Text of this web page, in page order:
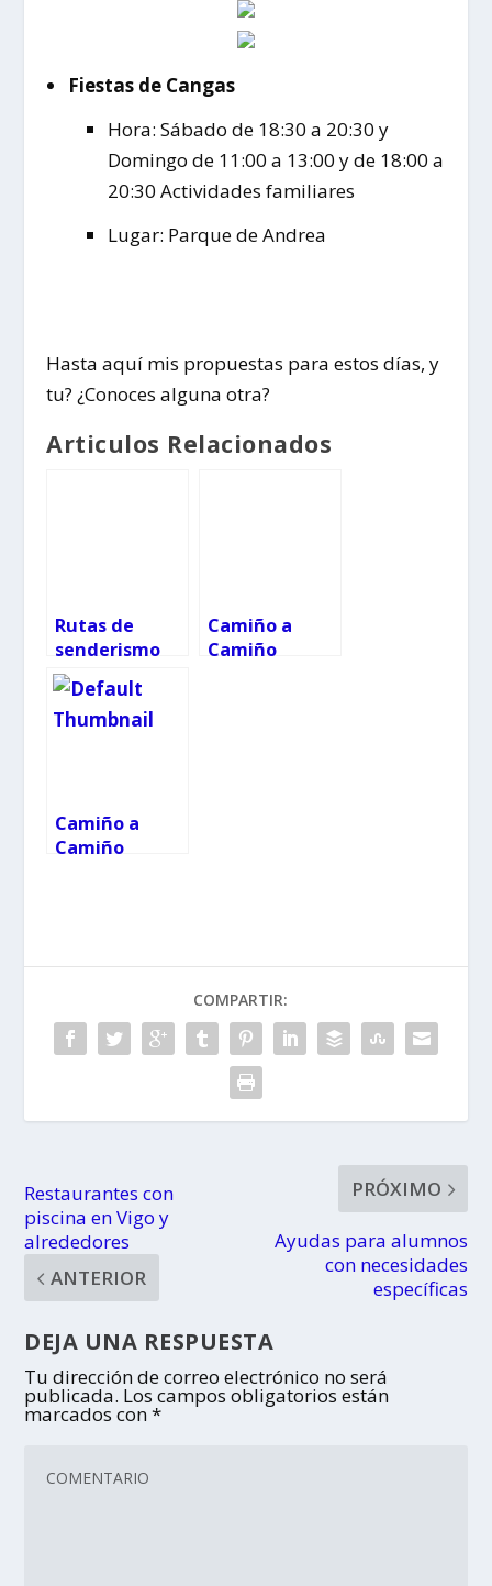
Fiestas de Cangas
Hora: Sábado de 18:30 a 20:30 y
Domingo de 11:00 a 13:00 y de 18:00 a
20:30 Actividades familiares
Lugar: Parque de Andrea
Hasta aquí mis propuestas para estos días, y
tu? ¿Conoces alguna otra?
Articulos Relacionados
Rutas de
senderismo
infantiles y
otras
actividades al
Camiño a
Camiño
Camiño a
Camiño
COMPARTIR:
Restaurantes con
piscina en Vigo y
alrededores
ANTERIOR
PRÓXIMO
Ayudas para alumnos
con necesidades
específicas
DEJA UNA RESPUESTA
Tu dirección de correo electrónico no será
publicada. Los campos obligatorios están
marcados con*